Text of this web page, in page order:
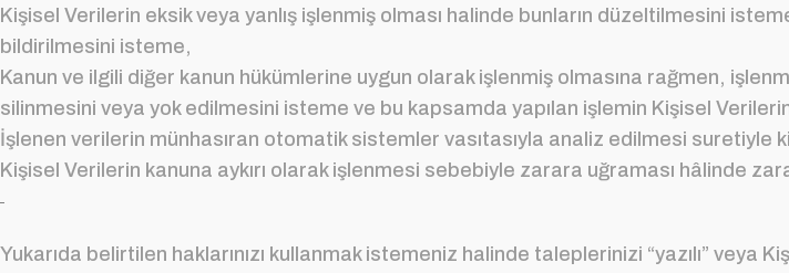
Kişisel Verilerin eksik veya yanlış işlenmiş olması halinde bunların düzeltilmesini
bildirilmesini isteme,
Kanun ve ilgili diğer kanun hükümlerine uygun olarak işlenmiş olmasına rağmen,
silinmesini veya yok edilmesini isteme ve bu kapsamda yapılan işlemin Kişisel
İşlenen verilerin münhasıran otomatik sistemler vasıtasıyla analiz edilmesi suretiyle
Kişisel Verilerin kanuna aykırı olarak işlenmesi sebebiyle zarara uğraması hâlinde
Yukarıda belirtilen haklarınızı kullanmak istemeniz halinde taleplerinizi “yazılı”